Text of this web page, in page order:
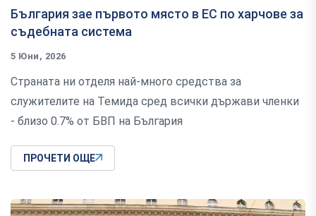
България зае първото място в ЕС по харчове за
съдебната система
5 Юни, 2026
Страната ни отделя най-много средства за
служителите на Темида сред всички държави членки
- близо 0.7% от БВП на България
ПРОЧЕТИ ОЩЕ